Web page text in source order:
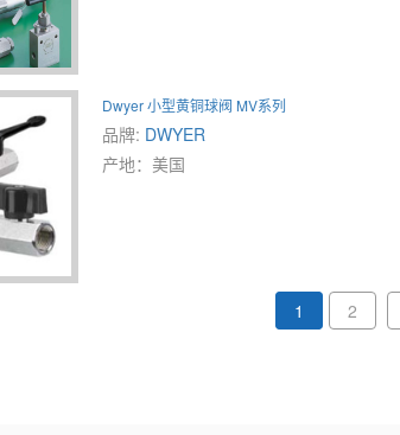
Dwyer 小型黄铜球阀 MV系列
品牌: DWYER
产地：美国
1 2